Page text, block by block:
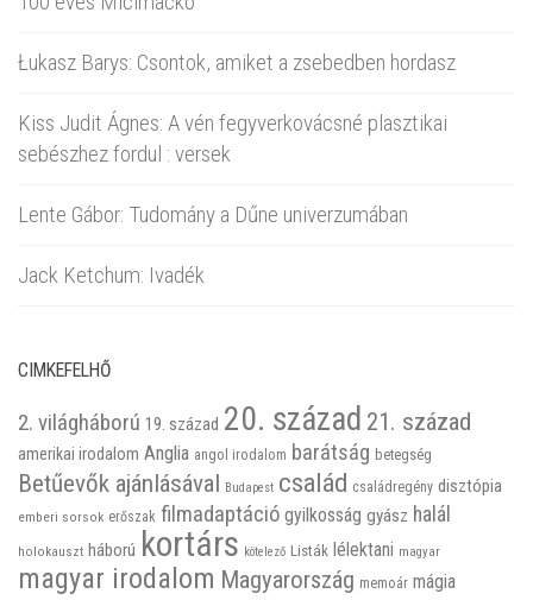
Łukasz Barys: Csontok, amiket a zsebedben hordasz
Kiss Judit Ágnes: A vén fegyverkovácsné plasztikai
sebészhez fordul : versek
Lente Gábor: Tudomány a Dűne univerzumában
Jack Ketchum: Ivadék
CIMKEFELHŐ
2. világháború 19. század 20. század 21. század
amerikai irodalom Anglia angol irodalom barátság betegség
Betűevők ajánlásával Budapest család családregény disztópia
emberi sorsok erőszak filmadaptáció gyilkosság gyász halál
holokauszt háború kortárs kötelező Listák lélektani magyar
magyar irodalom Magyarország memoár mágia